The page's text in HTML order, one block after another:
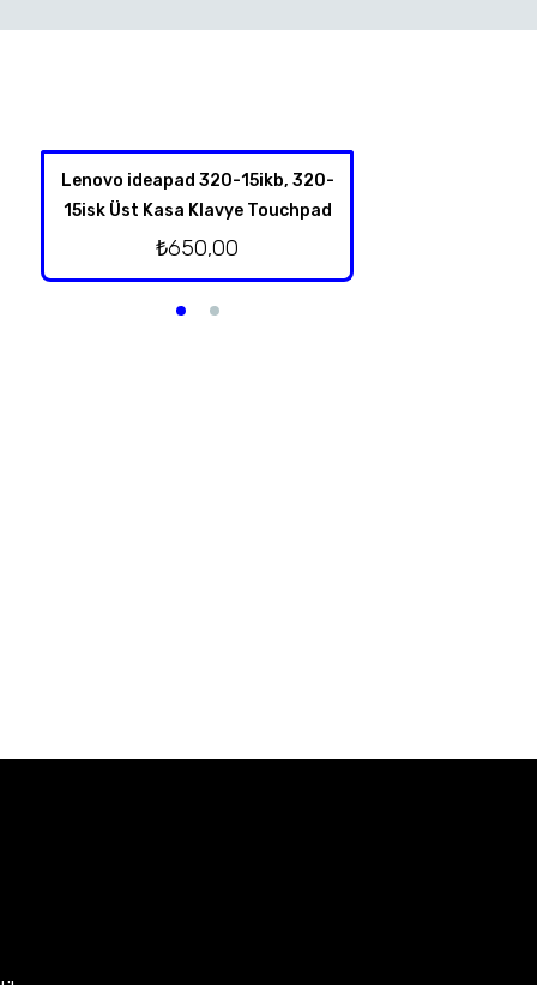
Lenovo ideapad 320-15ikb, 320-
15isk Üst Kasa Klavye Touchpad
₺650,00